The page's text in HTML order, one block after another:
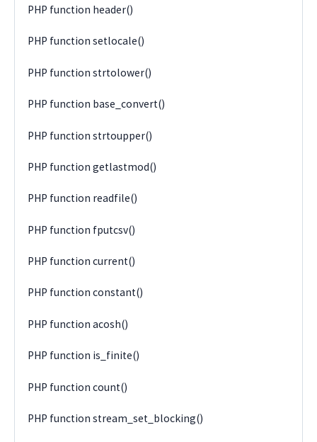
PHP function header()
PHP function setlocale()
PHP function strtolower()
PHP function base_convert()
PHP function strtoupper()
PHP function getlastmod()
PHP function readfile()
PHP function fputcsv()
PHP function current()
PHP function constant()
PHP function acosh()
PHP function is_finite()
PHP function count()
PHP function stream_set_blocking()